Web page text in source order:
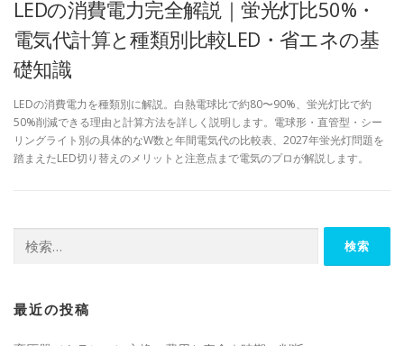
LEDの消費電力完全解説｜蛍光灯比50%・
電気代計算と種類別比較LED・省エネの基
礎知識
LEDの消費電力を種類別に解説。白熱電球比で約80〜90%、蛍光灯比で約
50%削減できる理由と計算方法を詳しく説明します。電球形・直管型・シー
リングライト別の具体的なW数と年間電気代の比較表、2027年蛍光灯問題を
踏まえたLED切り替えのメリットと注意点まで電気のプロが解説します。
索:
最近の投稿